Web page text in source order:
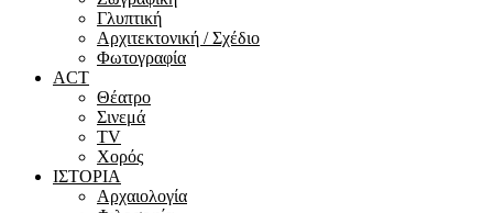
Γλυπτική
Αρχιτεκτονική / Σχέδιο
Φωτογραφία
ACT
Θέατρο
Σινεμά
ΤV
Χορός
ΙΣΤΟΡΙΑ
Αρχαιολογία